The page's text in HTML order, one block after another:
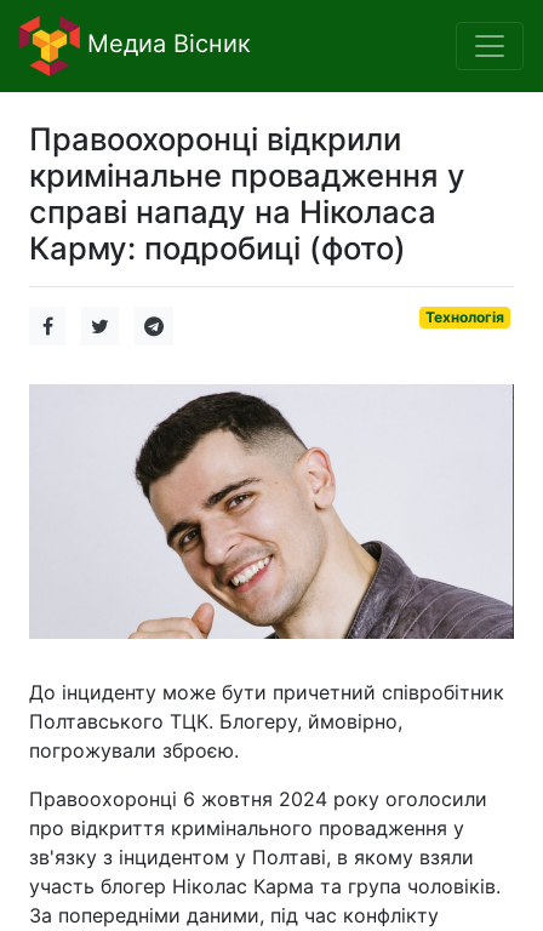
Медиа Вісник
Правоохоронці відкрили
кримінальне провадження у
справі нападу на Ніколаса
Карму: подробиці (фото)
Технологія
До інциденту може бути причетний співробітник
Полтавського ТЦК. Блогеру, ймовірно,
погрожували зброєю.
Правоохоронці 6 жовтня 2024 року оголосили
про відкриття кримінального провадження у
зв'язку з інцидентом у Полтаві, в якому взяли
участь блогер Ніколас Карма та група чоловіків.
За попередніми даними, під час конфлікту